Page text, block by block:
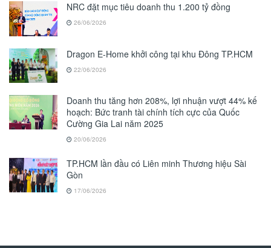
NRC đặt mục tiêu doanh thu 1.200 tỷ đồng
26/06/2026
Dragon E-Home khởi công tại khu Đông TP.HCM
22/06/2026
Doanh thu tăng hơn 208%, lợi nhuận vượt 44% kế
hoạch: Bức tranh tài chính tích cực của Quốc
Cường Gia Lai năm 2025
20/06/2026
TP.HCM lần đầu có Liên minh Thương hiệu Sài
Gòn
17/06/2026